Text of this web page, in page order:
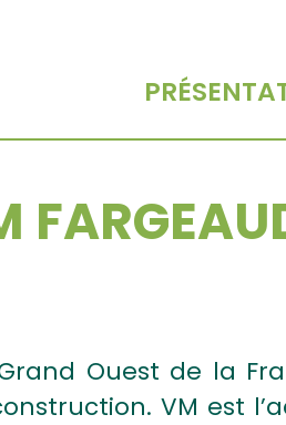
Ouest de la
VM est